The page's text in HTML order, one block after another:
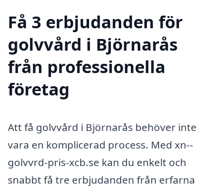
Få 3 erbjudanden för
golvvård i Björnarås
från professionella
företag
Att få golvvård i Björnarås behöver inte
vara en komplicerad process. Med xn--
golvvrd-pris-xcb.se kan du enkelt och
snabbt få tre erbjudanden från erfarna